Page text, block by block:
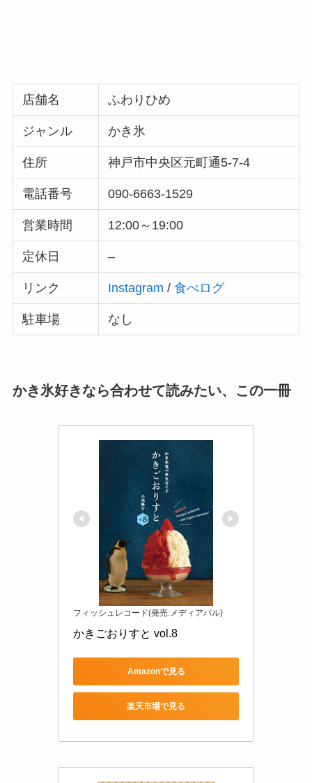
店舗名 ふわりひめ
ジャンル かき氷
住所 神戸市中央区元町通5-7-4
電話番号 090-6663-1529
営業時間 12:00～19:00
定休日 –
リンク Instagram /食べログ
駐車場 なし
かき氷好きなら合わせて読みたい、この一冊
フィッシュレコード(発売:メディアパル)
かきごおりすと vol.8
Amazonで見る
楽天市場で見る